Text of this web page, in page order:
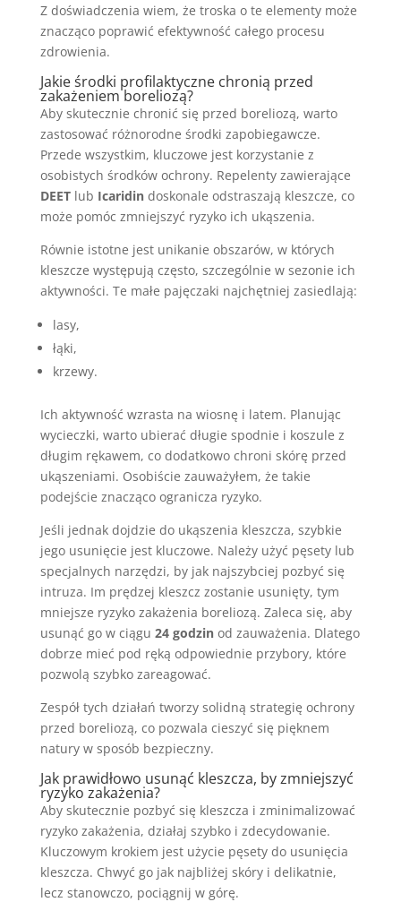
Z doświadczenia wiem, że troska o te elementy może
znacząco poprawić efektywność całego procesu
zdrowienia.
Jakie środki profilaktyczne chronią przed
zakażeniem boreliozą?
Aby skutecznie chronić się przed boreliozą, warto
zastosować różnorodne środki zapobiegawcze.
Przede wszystkim, kluczowe jest korzystanie z
osobistych środków ochrony. Repelenty zawierające
DEETlub Icaridindoskonale odstraszają kleszcze, co
może pomóc zmniejszyć ryzyko ich ukąszenia.
Równie istotne jest unikanie obszarów, w których
kleszcze występują często, szczególnie w sezonie ich
aktywności. Te małe pajęczaki najchętniej zasiedlają:
lasy,
łąki,
krzewy.
Ich aktywność wzrasta na wiosnę i latem. Planując
wycieczki, warto ubierać długie spodnie i koszule z
długim rękawem, co dodatkowo chroni skórę przed
ukąszeniami. Osobiście zauważyłem, że takie
podejście znacząco ogranicza ryzyko.
Jeśli jednak dojdzie do ukąszenia kleszcza, szybkie
jego usunięcie jest kluczowe. Należy użyć pęsety lub
specjalnych narzędzi, by jak najszybciej pozbyć się
intruza. Im prędzej kleszcz zostanie usunięty, tym
mniejsze ryzyko zakażenia boreliozą. Zaleca się, aby
usunąć go w ciągu 24 godzinod zauważenia. Dlatego
dobrze mieć pod ręką odpowiednie przybory, które
pozwolą szybko zareagować.
Zespół tych działań tworzy solidną strategię ochrony
przed boreliozą, co pozwala cieszyć się pięknem
natury w sposób bezpieczny.
Jak prawidłowo usunąć kleszcza, by zmniejszyć
ryzyko zakażenia?
Aby skutecznie pozbyć się kleszcza i zminimalizować
ryzyko zakażenia, działaj szybko i zdecydowanie.
Kluczowym krokiem jest użycie pęsety do usunięcia
kleszcza. Chwyć go jak najbliżej skóry i delikatnie,
lecz stanowczo, pociągnij w górę.